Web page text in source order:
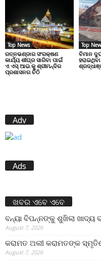
Top News
ରତ୍ନଭଣ୍ଡାର ସଂରକ୍ଷଣ
କାର୍ଯ୍ୟ ଶୀଘ୍ର ସାରିବା ପାଇଁ
ଏ.ଏସ୍.ଆଇ.କୁ ଶ୍ରୀମନ୍ଦିର
ପ୍ରଶାସନର ଚିଠି
Top
ବିମାନ
Adv
Ads
ଖବର ଏବେ ଏବେ
ବନ୍ୟା ବିପନ୍ନଙ୍କୁ ଶୁଖିଲା ଖାଦ୍ୟ
August 7, 2026
କରାମତ ଅଲୀ କରାମତଙ୍କ
August 7, 2026